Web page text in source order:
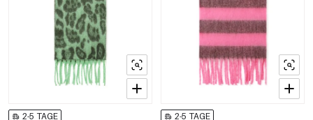
2-5 TAGE 2-5 TAGE